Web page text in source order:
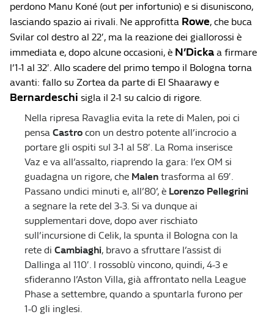
perdono Manu Koné (out per infortunio) e si disuniscono,
lasciando spazio ai rivali. Ne approfitta Rowe, che buca
Svilar col destro al 22′, ma la reazione dei giallorossi è
immediata e, dopo alcune occasioni, è N’Dicka a firmare
l’1-1 al 32′. Allo scadere del primo tempo il Bologna torna
avanti: fallo su Zortea da parte di El Shaarawy e
Bernardeschi sigla il 2-1 su calcio di rigore.
Nella ripresa Ravaglia evita la rete di Malen, poi ci
pensa Castro con un destro potente all’incrocio a
portare gli ospiti sul 3-1 al 58′. La Roma inserisce
Vaz e va all’assalto, riaprendo la gara: l’ex OM si
guadagna un rigore, che Malen trasforma al 69′.
Passano undici minuti e, all’80’, è Lorenzo Pellegrini
a segnare la rete del 3-3. Si va dunque ai
supplementari dove, dopo aver rischiato
sull’incursione di Celik, la spunta il Bologna con la
rete di Cambiaghi, bravo a sfruttare l’assist di
Dallinga al 110′. I rossoblù vincono, quindi, 4-3 e
sfideranno l’Aston Villa, già affrontato nella League
Phase a settembre, quando a spuntarla furono per
1-0 gli inglesi.